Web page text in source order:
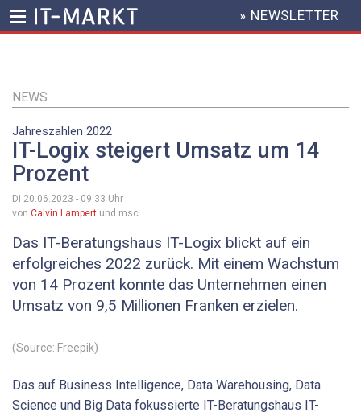
Inhalt
HEADER
MENU
» NEWSLETTER
NEWS
Jahreszahlen 2022
IT-Logix steigert Umsatz um 14
Prozent
Di 20.06.2023 - 09:33 Uhr
von Calvin Lampert und msc
Das IT-Beratungshaus IT-Logix blickt auf ein
erfolgreiches 2022 zurück. Mit einem Wachstum
von 14 Prozent konnte das Unternehmen einen
Umsatz von 9,5 Millionen Franken erzielen.
(Source: Freepik)
Das auf Business Intelligence, Data Warehousing, Data
Science und Big Data fokussierte IT-Beratungshaus IT-